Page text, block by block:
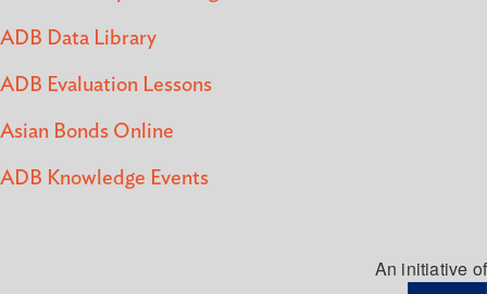
ADB Data Library
ADB Evaluation Lessons
Asian Bonds Online
ADB Knowledge Events
An initiative of